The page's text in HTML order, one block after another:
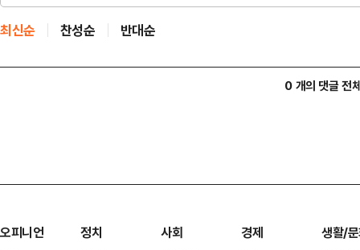
최신순 찬성순 반대순
0 개의 댓글 전
오피니언 정치 사회 경제 생활/